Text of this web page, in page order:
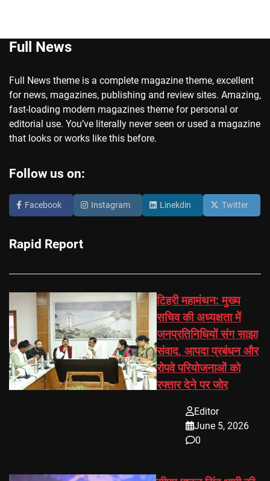
Full News
Full News theme is a complete magazine theme, excellent
for news, magazines, publishing and review sites. Amazing,
fast-loading modern magazines theme for personal or
editorial use. You’ve literally never seen or used a magazine
that looks or works like this before.
Follow us on:
Facebook Instagram Linekdin Twitter
Rapid Report
टिहरी महामंथन: मुख्य
सचिव की अध्यक्षता में
जनप्रतिनिधियों संग साझा
संवाद, आपदा प्रबंधन और
रोपवे परियोजनाओं को
रफ्तार देने पर जोर
Editor
June 5, 2026
0